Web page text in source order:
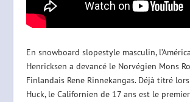
En snowboard slopestyle masculin,
Henricksen a devancé le Norvégien Mons
Finlandais Rene Rinnekangas. Déjà titré
Huck, le Californien de 17 ans est le